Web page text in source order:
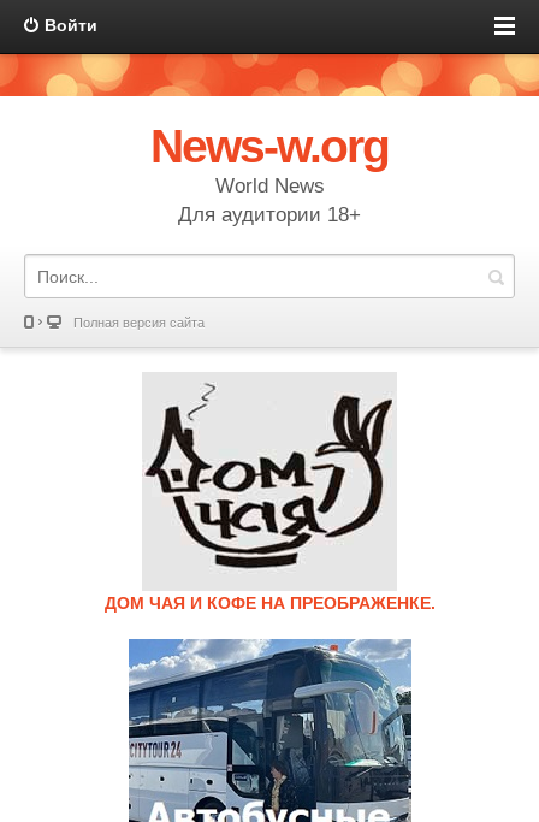
Войти
News-w.org
World News
Для аудитории 18+
Полная версия сайта
ДОМ ЧАЯ И КОФЕ НА ПРЕОБРАЖЕНКЕ.